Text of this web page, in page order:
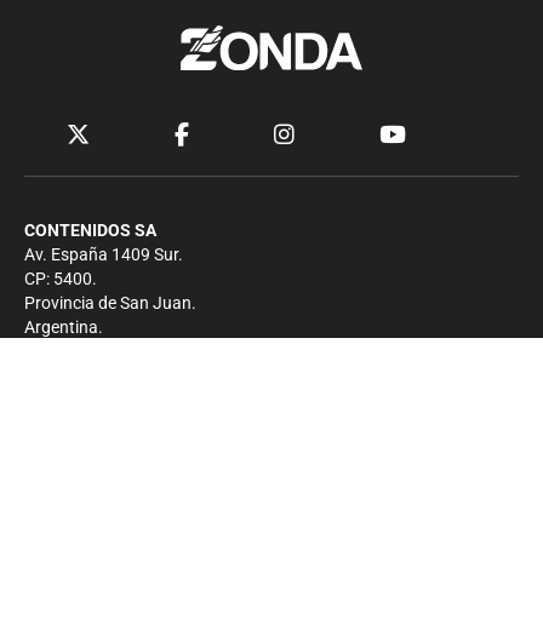
CONTENIDOS SA
Av. España 1409 Sur.
CP: 5400.
Provincia de San Juan.
Argentina.